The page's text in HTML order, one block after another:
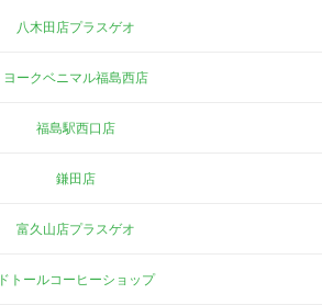
八木田店プラスゲオ
ヨークベニマル福島西店
福島駅西口店
鎌田店
富久山店プラスゲオ
ドトールコーヒーショップ